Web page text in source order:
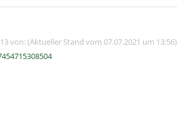
von: (Aktueller Stand vom 07.07.2021 um 13:56)